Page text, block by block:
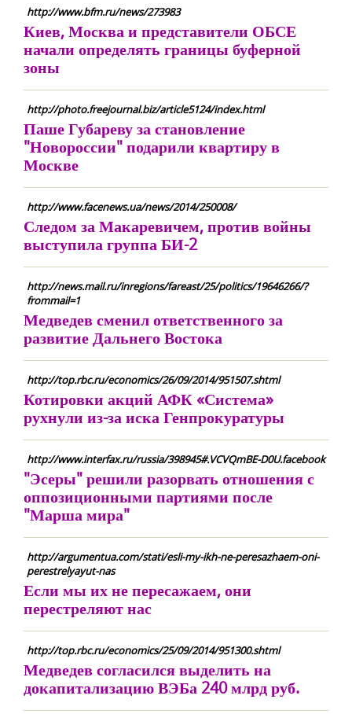
http://www.bfm.ru/news/273983
Киев, Москва и представители ОБСЕ
начали определять границы буферной
зоны
http://photo.freejournal.biz/article5124/index.html
Паше Губареву за становление
"Новороссии" подарили квартиру в
Москве
http://www.facenews.ua/news/2014/250008/
Следом за Макаревичем, против войны
выступила группа БИ-2
http://news.mail.ru/inregions/fareast/25/politics/19646266/?
frommail=1
Медведев сменил ответственного за
развитие Дальнего Востока
http://top.rbc.ru/economics/26/09/2014/951507.shtml
Котировки акций АФК «Система»
рухнули из-за иска Генпрокуратуры
http://www.interfax.ru/russia/398945#.VCVQmBE-D0U.facebook
"Эсеры" решили разорвать отношения с
оппозиционными партиями после
"Марша мира"
http://argumentua.com/stati/esli-my-ikh-ne-peresazhaem-oni-
perestrelyayut-nas
Если мы их не пересажаем, они
перестреляют нас
http://top.rbc.ru/economics/25/09/2014/951300.shtml
Медведев согласился выделить на
докапитализацию ВЭБа 240 млрд руб.